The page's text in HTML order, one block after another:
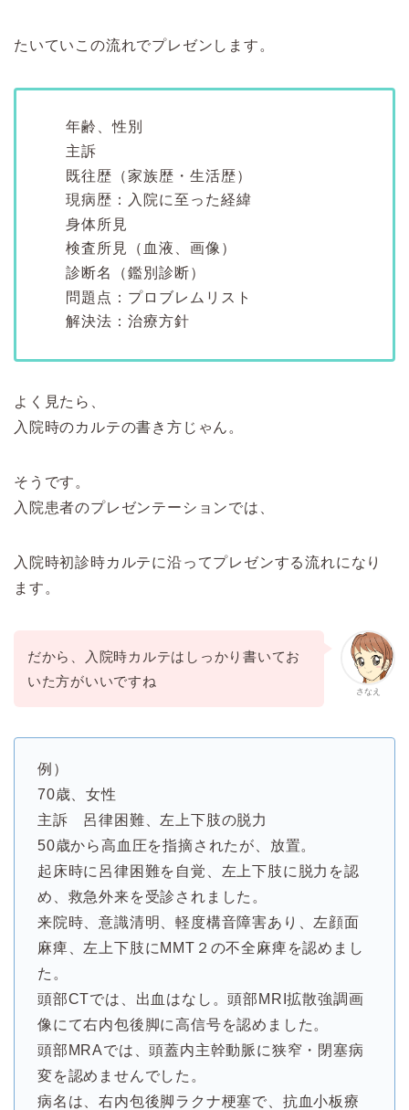
たいていこの流れでプレゼンします。
年齢、性別
主訴
既往歴（家族歴・生活歴）
現病歴：入院に至った経緯
身体所見
検査所見（血液、画像）
診断名（鑑別診断）
問題点：プロブレムリスト
解決法：治療方針
よく見たら、
入院時のカルテの書き方じゃん。
そうです。
入院患者のプレゼンテーションでは、
入院時初診時カルテに沿ってプレゼンする流れになり
ます。
さなえ
だから、入院時カルテはしっかり書いてお
いた方がいいですね
例）
70歳、女性
主訴 呂律困難、左上下肢の脱力
50歳から高血圧を指摘されたが、放置。
起床時に呂律困難を自覚、左上下肢に脱力を認
め、救急外来を受診されました。
来院時、意識清明、軽度構音障害あり、左顔面
麻痺、左上下肢にMMT２の不全麻痺を認めまし
た。
頭部CTでは、出血はなし。頭部MRI拡散強調画
像にて右内包後脚に高信号を認めました。
頭部MRAでは、頭蓋内主幹動脈に狭窄・閉塞病
変を認めませんでした。
病名は、右内包後脚ラクナ梗塞で、抗血小板療